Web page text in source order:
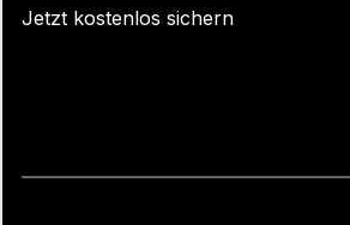
Jetzt kostenlos sichern